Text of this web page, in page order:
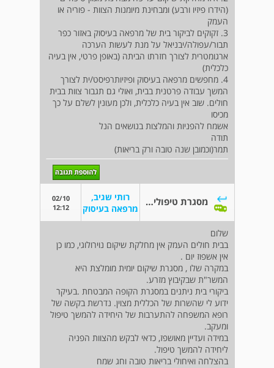
(הידרו פיזיו ורבע) ומבחינת מיומנות הצוות - פוריה או
העמק
3. זקוקים לביקור בית של מרפאה בעיסוק באזור כפר
תבור/עפולה/יבניאל על מנת לעשות הערכה
ארגומטרית לצורך חזרתו הביתה (באופן פרטי, אין בעיה
כלכלית)
4. מחפשים מרפאה בעיסוק ופיזיותרפיסט/ית לצורך
המשך עבודה פרטנית בבית, ואולי גם תגבור צוות בבית
חולים. שוב אין בעיה כלכלית, ולכן מעונין לשלם על כך
מכיסו
אשמח להפניות והמלצות בנושאים הנל
תודה
תמר(וכמובן שנה טובה ורק בריאות)
מסגרת טיפולית עבור אדם בן 78 אחרי אירוע
רותי שגיב,
מרפאה בעיסוק
02/10
12:12
שלום
בבית חולים העמק אין מחלקת שיקום נוירולוגי, כמו כן
אין אשפוז יום .
במקרה שלו , מסגרת שיקום יומית מומלצת היא
המשר"ת שבקיבוץ מזרע.
ביקורי בית ניתנים במסגרת הקופה המבטחת .בעיקר
ידוע לי שהשרות של הכללית מצוין. נדרשת בקשה של
רופא המשפחה להתערבות של היחידה להמשך טיפול
ומעקב.
במידה ועדיין מאושפז, כדאי לבקש מהצוות הפניה
ליחידה להמשך טיפול.
בהצלחה ואיחולי בריאות טובה וחג שמח